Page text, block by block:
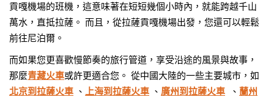
貢嘎機場的班機，這意味著在短短幾個小時內，就能跨越千山
萬水，直抵拉薩。 而且，從拉薩貢嘎機場出發，您還可以輕鬆
前往尼泊爾。
而如果您更喜歡慢節奏的旅行管道，享受沿途的風景與故事，
那麼青藏火車或許更適合您。 從中國大陸的一些主要城市，如
北京到拉薩火車 、 上海到拉薩火車 、 廣州到拉薩火車 、 蘭州